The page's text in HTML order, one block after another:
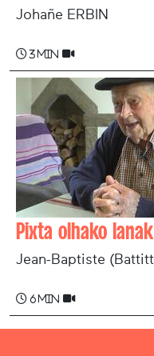
Johañe ERBIN
3 min
Pixta olhako lanak
Jean-Baptiste
6 min